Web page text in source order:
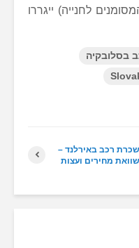
לחנייה) ייגררו
בסלובקיה
רכב באירלנד –
מחירים ועצות